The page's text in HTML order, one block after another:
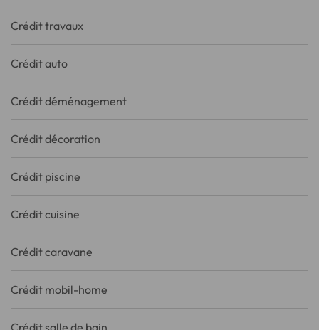
Crédit travaux
Crédit auto
Crédit déménagement
Crédit décoration
Crédit piscine
Crédit cuisine
Crédit caravane
Crédit mobil-home